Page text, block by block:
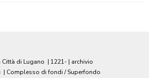
di Lugano | 1221- | archivio
| Complesso di fondi / Superfondo